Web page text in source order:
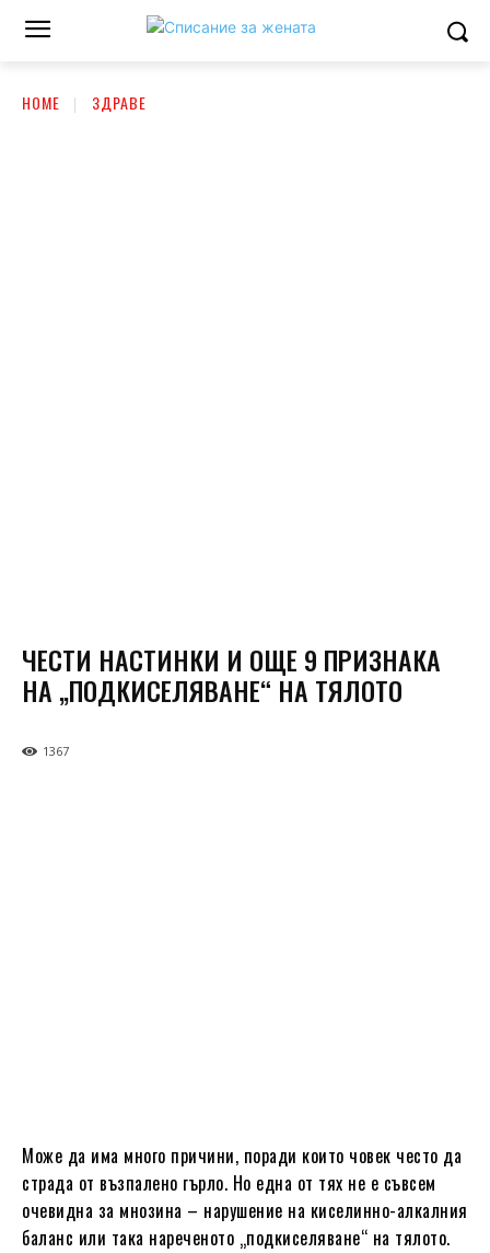
HOME ЗДРАВЕ
ЧЕСТИ НАСТИНКИ И ОЩЕ 9 ПРИЗНАКА
НА „ПОДКИСЕЛЯВАНЕ“ НА ТЯЛОТО
1367
Може да има много причини, поради които човек често да
страда от възпалено гърло. Но една от тях не е съвсем
очевидна за мнозина – нарушение на киселинно-алкалния
баланс или така нареченото „подкиселяване“ на тялото.